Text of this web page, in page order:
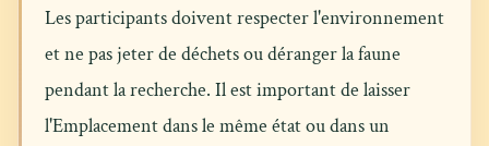
Les participants doivent respecter l'environnement
et ne pas jeter de déchets ou déranger la faune
pendant la recherche. Il est important de laisser
l'Emplacement dans le même état ou dans un